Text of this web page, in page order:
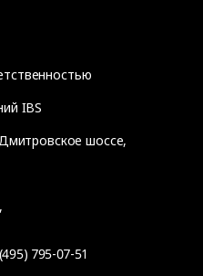
IBS
шоссе,
795-07-51